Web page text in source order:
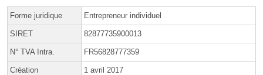
Forme juridique Entrepreneur individuel
SIRET 82877735900013
N° TVA Intra. FR56828777359
Création 1 avril 2017